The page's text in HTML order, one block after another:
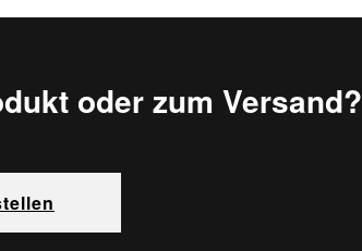
oder zum Versand?